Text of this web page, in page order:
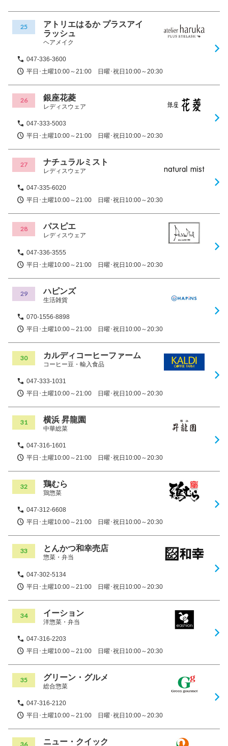
25
アトリエはるか プラスアイ
ラッシュ
ヘアメイク
047-336-3600
平日･土曜10:00～21:00 日曜･祝日10:00～20:30
26 銀座花菱
レディスウェア
047-333-5003
平日･土曜10:00～21:00 日曜･祝日10:00～20:30
27 ナチュラルミスト
レディスウェア
047-335-6020
平日･土曜10:00～21:00 日曜･祝日10:00～20:30
28 パスピエ
レディスウェア
047-336-3555
平日･土曜10:00～21:00 日曜･祝日10:00～20:30
29 ハピンズ
生活雑貨
070-1556-8898
平日･土曜10:00～21:00 日曜･祝日10:00～20:30
30 カルディコーヒーファーム
コーヒー豆・輸入食品
047-333-1031
平日･土曜10:00～21:00 日曜･祝日10:00～20:30
31 横浜 昇龍園
中華総菜
047-316-1601
平日･土曜10:00～21:00 日曜･祝日10:00～20:30
32 鶏むら
鶏惣菜
047-312-6608
平日･土曜10:00～21:00 日曜･祝日10:00～20:30
33 とんかつ和幸売店
惣菜・弁当
047-302-5134
平日･土曜10:00～21:00 日曜･祝日10:00～20:30
34 イーション
洋惣菜・弁当
047-316-2203
平日･土曜10:00～21:00 日曜･祝日10:00～20:30
35 グリーン・グルメ
総合惣菜
047-316-2120
平日･土曜10:00～21:00 日曜･祝日10:00～20:30
36 ニュー・クイック